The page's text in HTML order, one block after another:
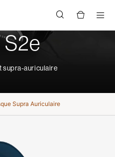
S2e
supra-auriculaire
Supra Auriculaire